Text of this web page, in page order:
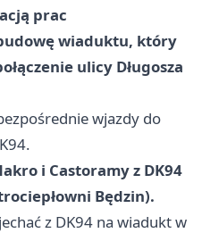
prac
wiaduktu, który
ulicy Długosza
wjazdy do
i Castoramy z DK94
Będzin).
z DK94 na wiadukt w